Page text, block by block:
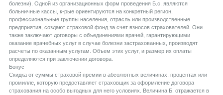
болезни). Одной из организационных форм проведения Б.с. являются
больничные кассы, к-рые ориентируются на конкретный регион,
профессиональные группы населения, отрасль или производственные
предприятия, создают страховой фонд за счет взносов страхователей. Они
также заключают договоры с объединениями врачей, гарантирующими
оказание врачебных услуг в случае болезни застрахованных, производят
расчеты по оказанным услугам. Объем этих услуг, и размер их оплаты
определяются при заключении договора.
Бонус
Скидка от суммы страховой премии в абсолютных величинах, процентах или
промилле, которую предоставляет страховщик за оформление договора
страхования на особо выгодных для него условиях. Величина Б. отражается в